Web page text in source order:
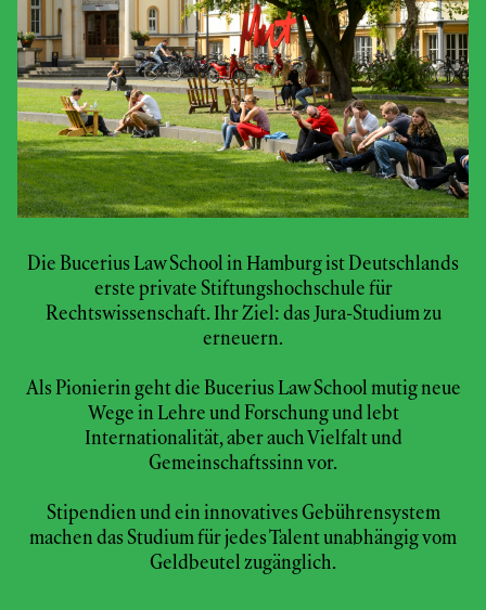
Die Bucerius Law School in Hamburg ist Deutschlands
erste private Stiftungshochschule für
Rechtswissenschaft. Ihr Ziel: das Jura-Studium zu
erneuern.
Als Pionierin geht die Bucerius Law School mutig neue
Wege in Lehre und Forschung und lebt
Internationalität, aber auch Vielfalt und
Gemeinschaftssinn vor.
Stipendien und ein innovatives Gebührensystem
machen das Studium für jedes Talent unabhängig vom
Geldbeutel zugänglich.